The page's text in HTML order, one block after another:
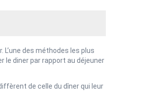
des méthodes les plus
le diner par rapport au déjeuner
de celle du dîner qui leur